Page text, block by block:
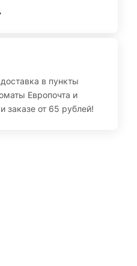
в пункты
Европочта и
заказе от 65 рублей!